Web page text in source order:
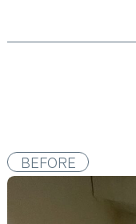
BEFORE